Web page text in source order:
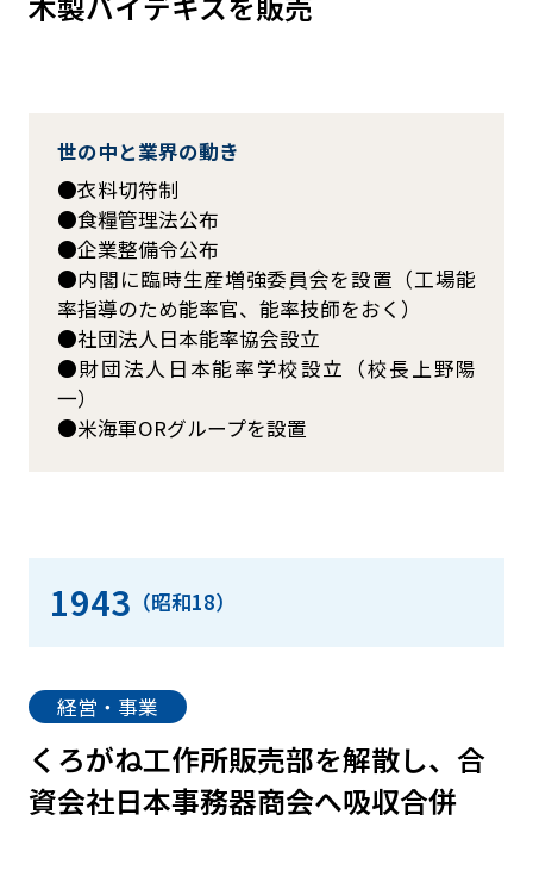
世の中と業界の動き
衣料切符制
食糧管理法公布
企業整備令公布
内閣に臨時生産増強委員会を設置（工場能
率指導のため能率官、能率技師をおく）
社団法人日本能率協会設立
財団法人日本能率学校設立（校長上野陽
一）
米海軍ORグループを設置
1943 （昭和18）
経営・事業
くろがね工作所販売部を解散し、合
資会社日本事務器商会へ吸収合併